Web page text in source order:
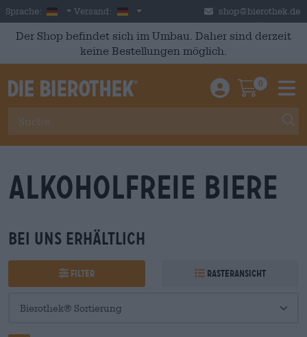
Skip to main content
Sprache: German
Versand: Deutschland shop@bierothek.de
Der Shop befindet sich im Umbau. Daher sind derzeit
keine Bestellungen möglich.
Einloggen /
0
Alkoholfreie Biere
Bei uns erhältlich
Filter Rasteransicht